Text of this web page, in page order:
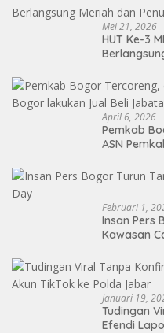
Mei 21, 2026
HUT Ke-3
April 6, 2026
Pemkab
ASN
Februari 1,
Insan Pers
Kawasan
Januari 19,
Tudingan
Efendi